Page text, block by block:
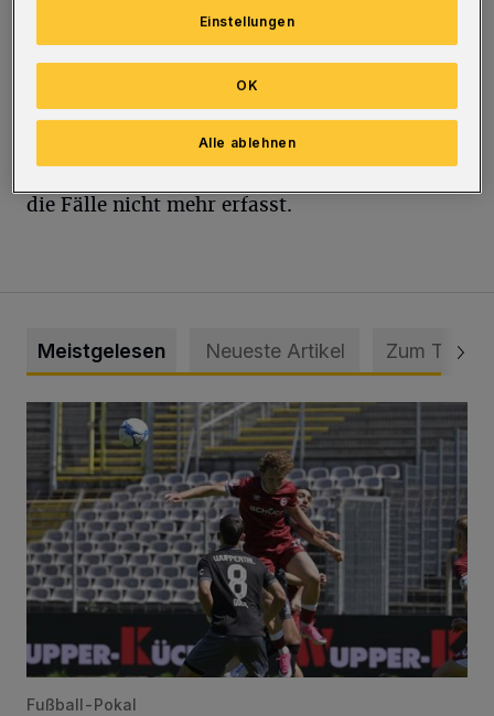
Neu infiziert haben sich laut Verwaltung am
Donnerstag 285 Personen. Bestätigte Fälle gibt
es 144.133, gestorben sind 686 Menschen.
Es wird allgemein von einer Dunkelziffer
ausgegangen. An den Wochenenden werden
die Fälle nicht mehr erfasst.
Meistgelesen Neueste Artikel Zum Thema
WSV: Übertragung im Barmer Bahnhof und klare Ansage
Fußball-Pokal
Einstellungen
Alle ablehnen
OK